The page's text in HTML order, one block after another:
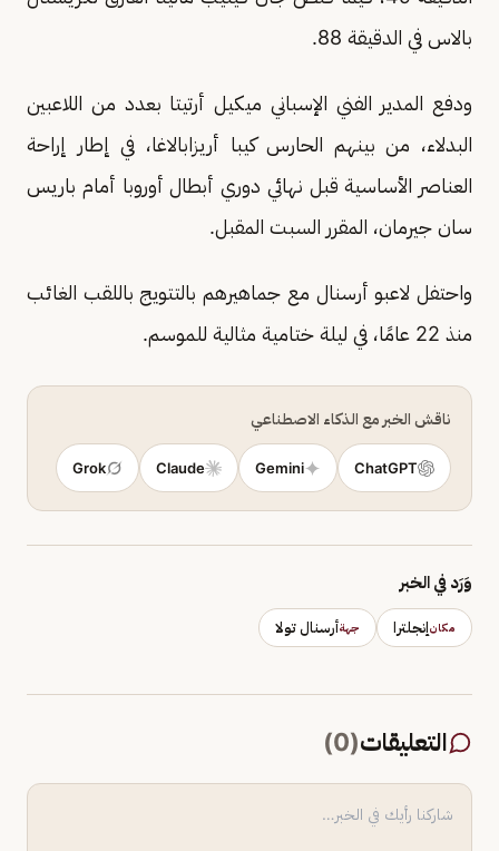
بالاس في الدقيقة 88.
ودفع المدير الفني الإسباني ميكيل أرتيتا بعدد من اللاعبين
البدلاء، من بينهم الحارس كيبا أريزابالاغا، في إطار إراحة
العناصر الأساسية قبل نهائي دوري أبطال أوروبا أمام باريس
سان جيرمان، المقرر السبت المقبل.
واحتفل لاعبو أرسنال مع جماهيرهم بالتتويج باللقب الغائب
منذ 22 عامًا، في ليلة ختامية مثالية للموسم.
ناقش الخبر مع الذكاء الاصطناعي
ChatGPT
Gemini
Claude
Grok
وَرَد في الخبر
مكانإنجلترا جهةأرسنال تولا
التعليقات(
0
)